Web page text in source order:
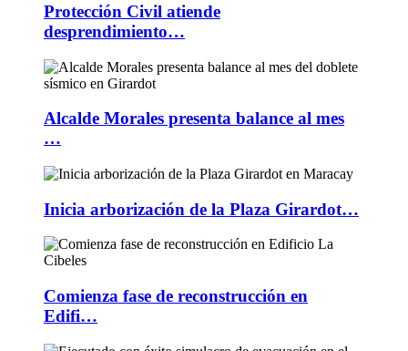
Protección Civil atiende
desprendimiento…
Alcalde Morales presenta balance al mes
…
Inicia arborización de la Plaza Girardot…
Comienza fase de reconstrucción en
Edifi…